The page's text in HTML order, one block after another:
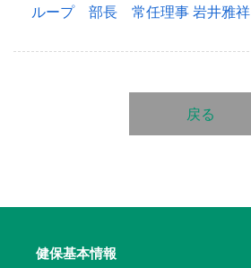
ループ 部長 常任理事 岩井雅祥
戻る
健保基本情報